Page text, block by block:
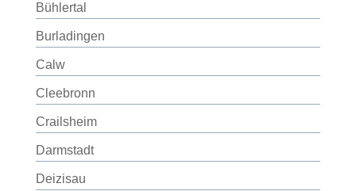
Bühlertal
Burladingen
Calw
Cleebronn
Crailsheim
Darmstadt
Deizisau